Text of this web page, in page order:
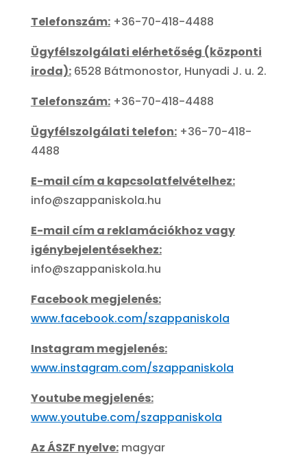
Telefonszám:+36-70-418-4488
Ügyfélszolgálati elérhetőség (központi
iroda):6528 Bátmonostor, Hunyadi J. u. 2.
Telefonszám:+36-70-418-4488
Ügyfélszolgálati telefon:+36-70-418-
4488
E-mail cím a kapcsolatfelvételhez:
info@szappaniskola.hu
E-mail cím a reklamációkhoz vagy
igénybejelentésekhez:
info@szappaniskola.hu
Facebook megjelenés:
www.facebook.com/szappaniskola
Instagram megjelenés:
www.instagram.com/szappaniskola
Youtube megjelenés:
www.youtube.com/szappaniskola
Az ÁSZF nyelve:magyar